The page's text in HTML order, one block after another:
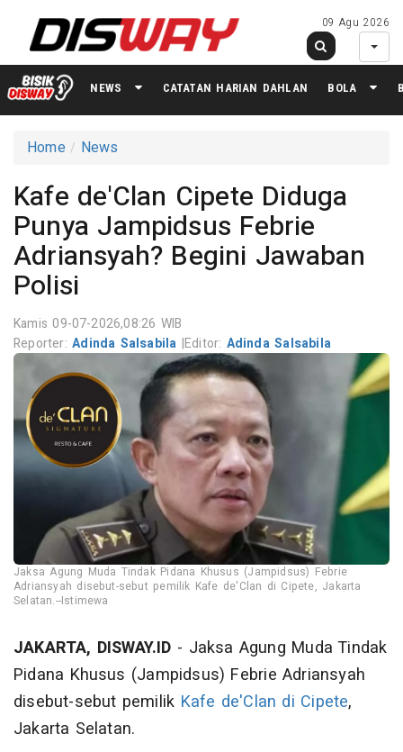
09 Agu 2026
NEWS CATATAN HARIAN DAHLAN BOLA
Home News
Kafe de'Clan Cipete Diduga
Punya Jampidsus Febrie
Adriansyah? Begini Jawaban
Polisi
Kamis 09-07-2026,08:26 WIB
Reporter:Adinda Salsabila |Editor: Adinda Salsabila
Jaksa Agung Muda Tindak Pidana Khusus (Jampidsus) Febrie
Adriansyah disebut-sebut pemilik Kafe de'Clan di Cipete, Jakarta
Selatan.--Istimewa
JAKARTA, DISWAY.ID - Jaksa Agung Muda Tindak
Pidana Khusus (Jampidsus) Febrie Adriansyah
disebut-sebut pemilik Kafe de'Clan di Cipete,
Jakarta Selatan.